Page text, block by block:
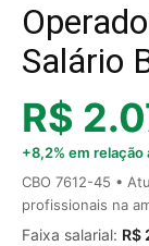
Salário
R$
+8,2% em relação
CBO 7612-45 •
profissionais na
Faixa salarial: R$